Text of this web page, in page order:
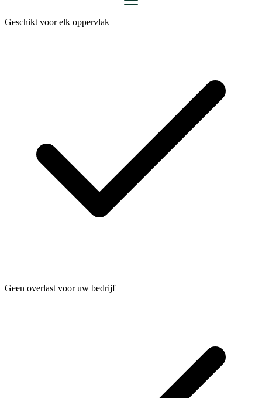
Geschikt voor elk oppervlak
Geen overlast voor uw bedrijf